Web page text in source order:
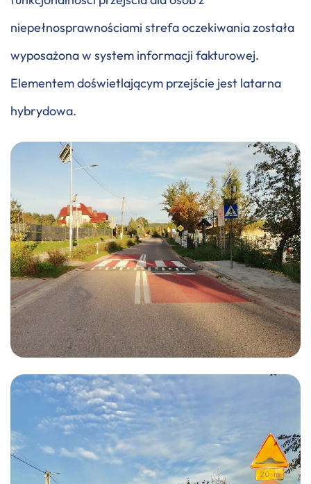
niepełnosprawnościami strefa oczekiwania została
wyposażona w system informacji fakturowej.
Elementem doświetlającym przejście jest latarna
hybrydowa.